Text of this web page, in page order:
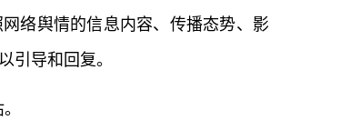
络舆情的信息内容、传播态势、影
引导和回复。